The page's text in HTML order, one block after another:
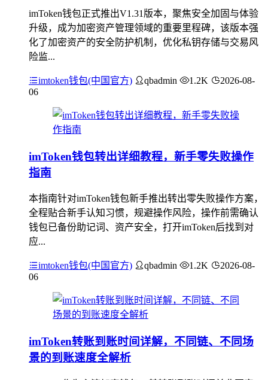
imToken钱包正式推出V1.31版本，聚焦安全加固与体验
升级，成为加密资产管理领域的重要里程碑，该版本强
化了加密资产的安全防护机制，优化私钥存储与交易风
险监...
imtoken钱包(中国官方) qbadmin 1.2K
2026-08-
06
imToken钱包转出详细教程，新手零失败操作
指南
本指南针对imToken钱包新手推出转出零失败操作方案，
全程贴合新手认知习惯，规避操作风险，操作前需确认
钱包已备份助记词、资产安全，打开imToken后找到对
应...
imtoken钱包(中国官方) qbadmin 1.2K
2026-08-
06
imToken转账到账时间详解，不同链、不同场
景的到账速度全解析